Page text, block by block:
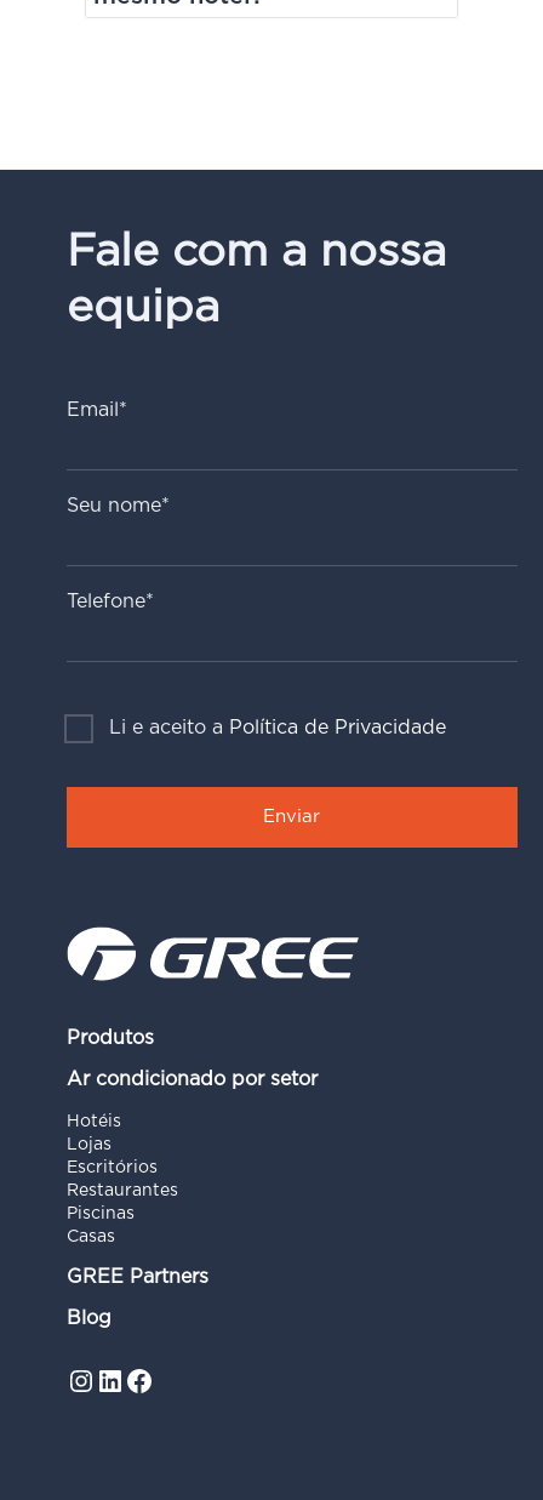
Fale com a nossa
equipa
Email*
Seu nome*
Telefone*
Li e aceito a Política de Privacidade
Produtos
Ar condicionado por setor
Hotéis
Lojas
Escritórios
Restaurantes
Piscinas
Casas
GREE Partners
Blog
Instagram
LinkedIn
Facebook